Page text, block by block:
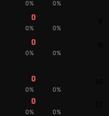
0% 0%
0
0% 0%
0
0% 0%
0
0% 0%
0
0% 0%